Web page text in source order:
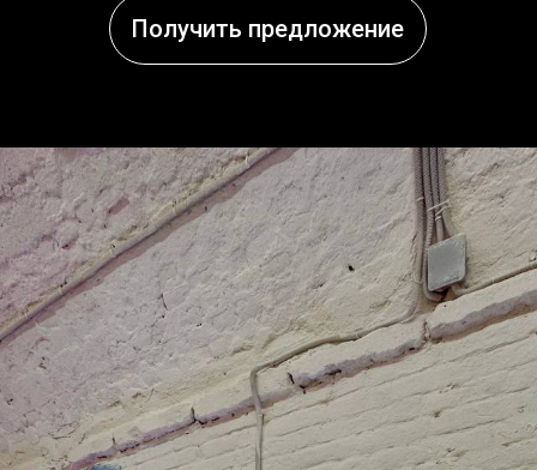
Получить предложение